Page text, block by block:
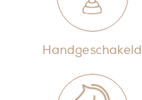
Handgeschakeld